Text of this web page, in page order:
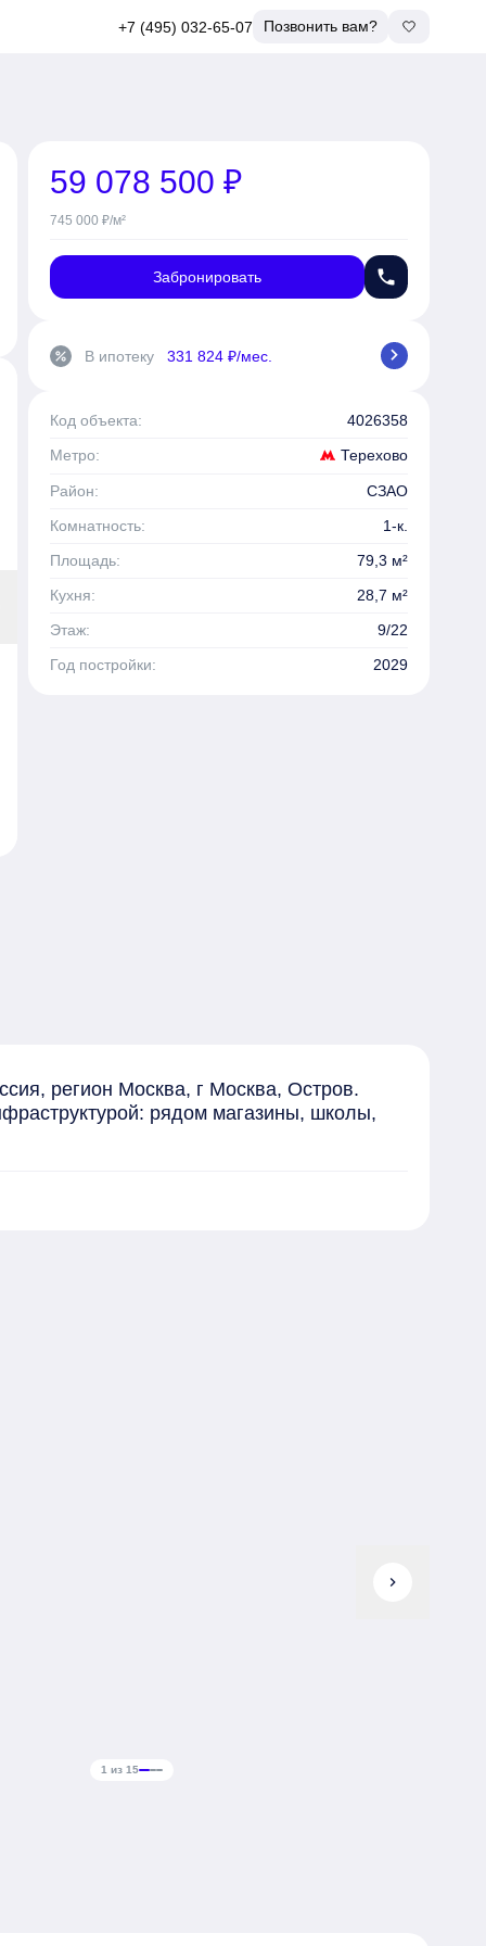
+7 (495) 032-65-07 Позвонить вам?
59 078 500 ₽
745 000 ₽/м²
Забронировать phone
percent В ипотеку 331 824 ₽/мес. chevron_right
Код объекта: 4026358
Метро: Терехово
Район:
СЗАО
Комнатность:
1-к.
Площадь:
79,3 м²
Кухня:
28,7 м²
Этаж:
9/22
Год постройки:
2029
регион Москва, г Москва, Остров.
рядом магазины, школы,
chevron_right
1 из 15